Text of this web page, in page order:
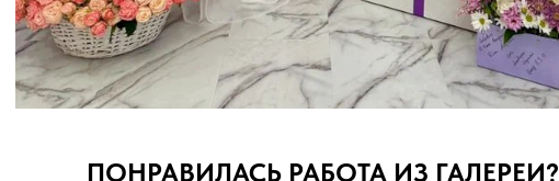
ПОНРАВИЛАСЬ РАБОТА ИЗ ГАЛЕРЕИ?